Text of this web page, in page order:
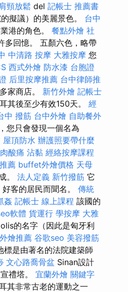
頸放鬆 del 記帳士 推薦書
擬議）的美麗景色。 台中
港的角色。 餐點外燴 社
多回憶。 五顏六色，略帶
中清路 按摩 大雅按摩 您
西式外燴 防水漆 台胞證
后里按摩推薦 台中律師推
家商店。 新竹外燴 記帳士
其後至少有效150天。 經
中 撥筋 台中外燴 自助餐外
您只會發現一個名為
屋頂防水 辦護照要帶什麼
酸痛 沾黏 經絡按摩課程
薦 buffet外燴價格 天母
。 法人定義 新竹撥筋 它
客的居民而聞名。 傳統
姦 記帳士 線上課程 該國的
軟體 貨運行 學按摩 大雅
的名字（因此是匈牙利
外燴推薦 谷歌seo 美容撥筋
標是由著名的法院建築師
文心路喬骨盆 Sinan設計
禮塔。 宜蘭外燴 關鍵字
其非常古老的運動之一